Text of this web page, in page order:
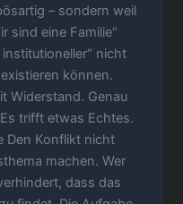
– sondern weil
sind eine Familie“
nicht
können.
Widerstand. Genau
trifft etwas Echtes.
Den Konflikt nicht
machen. Wer
dass das